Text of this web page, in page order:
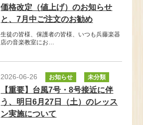
価格改定（値上げ）のお知らせ
と、7月中ご注文のお勧め
生徒の皆様、保護者の皆様、いつも兵藤楽器
店の音楽教室にお…
2026-06-26 お知らせ 未分類
【重要】台風7号・8号接近に伴
う、明日6月27日（土）のレッス
ン実施について